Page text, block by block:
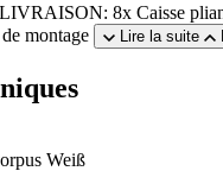
8x Caisse
montage
Lire la suite
Weiß